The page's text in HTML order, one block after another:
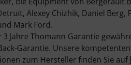
Alexey Chizhik, Daniel
Mark Ford.
3 Jahre Thomann Garantie
Garantie. Unsere
zum Hersteller finden Sie auf